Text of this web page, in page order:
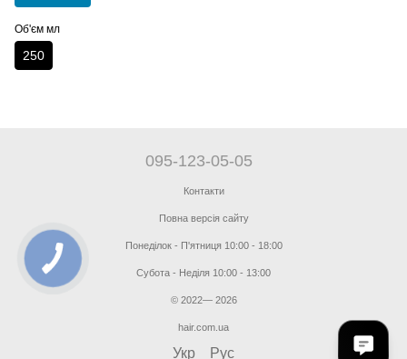
Об'єм мл
250
095-123-05-05
Контакти
Повна версія сайту
Понеділок - П'ятниця 10:00 - 18:00
Субота - Неділя 10:00 - 13:00
© 2022— 2026
hair.com.ua
Укр Рус